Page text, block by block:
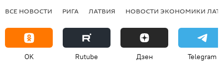
ВСЕ НОВОСТИ РИГА ЛАТВИЯ НОВОСТИ ЭКОНОМИКИ
OK Rutube Дзен Telegram